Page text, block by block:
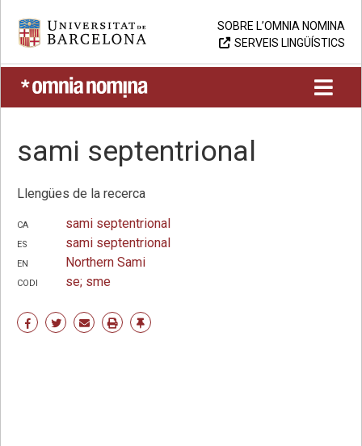
content
Universitat de Barcelona
SOBRE L’OMNIA NOMINA
SERVEIS LINGÜÍSTICS
UB > Omnia nomina
sami septentrional
Llengües de la recerca
ca
sami septentrional
es
sami septentrional
en
Northern Sami
codi
se; sme
Share ShareSharePrint Enllaç